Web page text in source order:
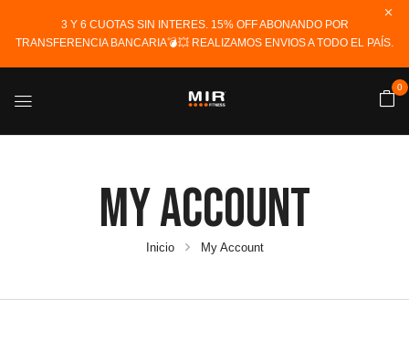
3 Y 6 CUOTAS SIN INTERES. 15% OFF ABONANDO POR
TRANSFERENCIA BANCARIA💣💥 REALIZAMOS ENVIOS A TODO EL PAÍS.
0
My Account
Inicio My Account